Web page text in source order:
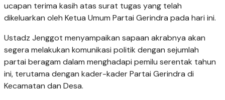
ucapan terima kasih atas surat tugas yang telah
dikeluarkan oleh Ketua Umum Partai Gerindra pada hari ini.
Ustadz Jenggot menyampaikan sapaan akrabnya akan
segera melakukan komunikasi politik dengan sejumlah
partai beragam dalam menghadapi pemilu serentak tahun
ini, terutama dengan kader-kader Partai Gerindra di
Kecamatan dan Desa.